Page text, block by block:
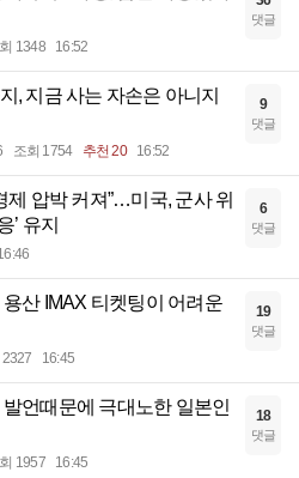
1348 16:52
댓글
, 지금 사는 자손은 아니지
조회 1754 추천 20 16:52
9
댓글
제 압박 커져”…미국, 군사 위
’ 유지
6
댓글
산 IMAX 티켓팅이 어려운
16:45
19
댓글
언때문에 극대노한 일본인
1957 16:45
18
댓글